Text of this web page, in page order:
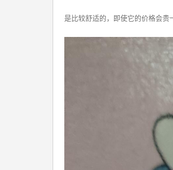
是比较舒适的，即使它的价格会贵